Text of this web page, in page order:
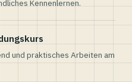
Kennenlernen.
und praktisches Arbeiten am